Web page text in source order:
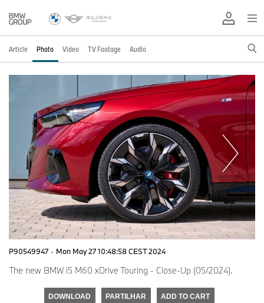
Article Photo Video TV Footage Audio
P90549947 · Mon May 27 10:48:58 CEST 2024
The new BMW i5 M60 xDrive Touring - Close-Up (05/2024).
DOWNLOAD PARTILHAR ADD TO CART